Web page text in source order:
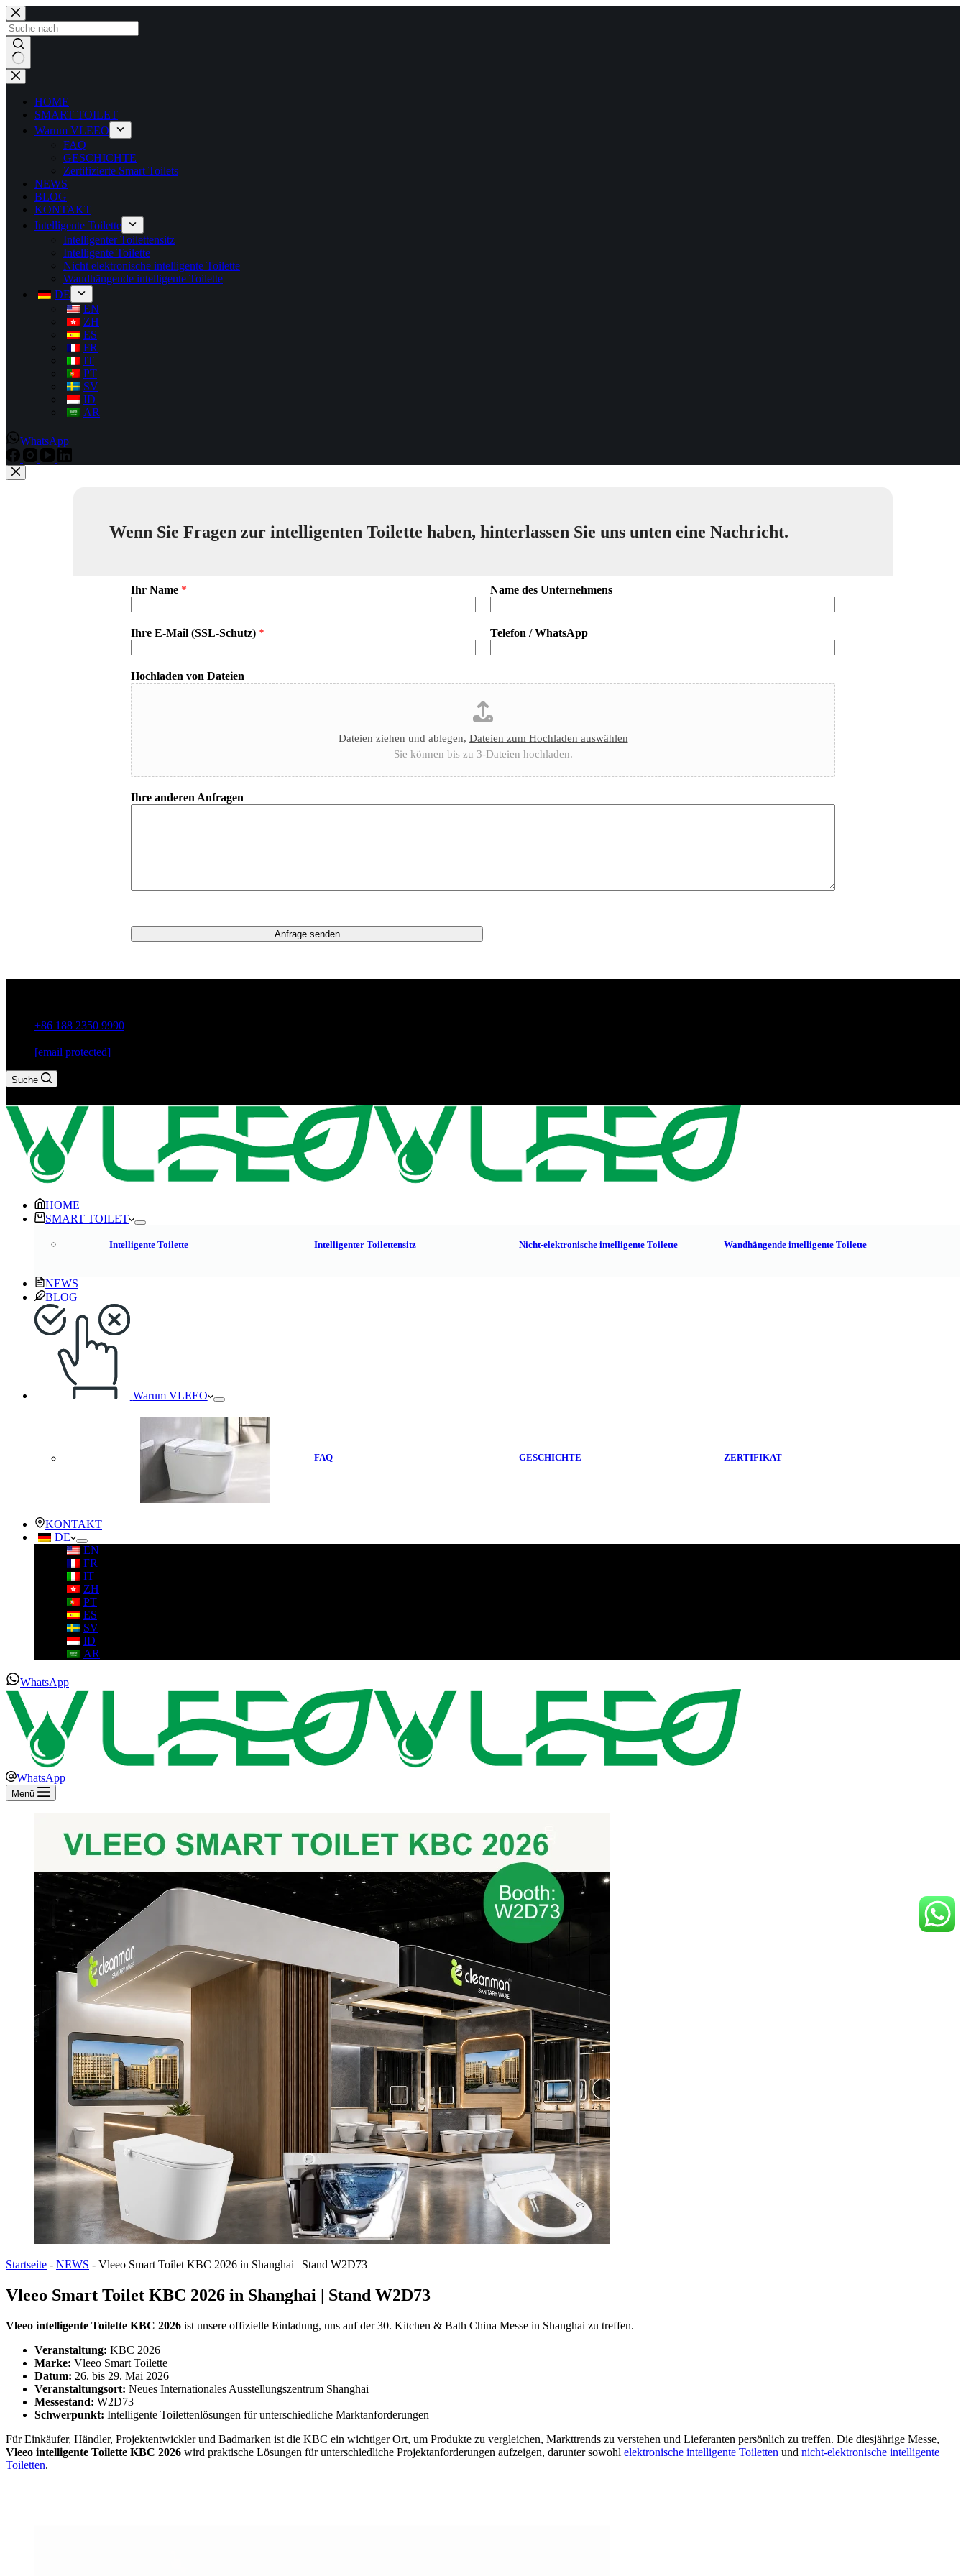
HOME
SMART TOILET
Warum VLEEO
FAQ
GESCHICHTE
Zertifizierte Smart Toilets
NEWS
BLOG
KONTAKT
Intelligente Toilette
Intelligenter Toilettensitz
Intelligente Toilette
Nicht elektronische intelligente Toilette
Wandhängende intelligente Toilette
DE
EN
ZH
ES
FR
IT
PT
SV
ID
AR
WhatsApp
Wenn Sie Fragen zur intelligenten Toilette haben, hinterlassen Sie uns unten eine Nachricht.
Ihr Name * Name des Unternehmens
Ihre E-Mail (SSL-Schutz) * Telefon / WhatsApp
Hochladen von Dateien
Dateien ziehen und ablegen, Dateien zum Hochladen auswählen
Sie können bis zu 3-Dateien hochladen.
Ihre anderen Anfragen
Anfrage senden
+86 188 2350 9990
[email protected]
Suche
HOME
SMART TOILET
Intelligente Toilette Intelligenter Toilettensitz Nicht-elektronische intelligente Toilette Wandhängende intelligente Toilette
NEWS
BLOG
Warum VLEEO
FAQ GESCHICHTE ZERTIFIKAT
KONTAKT
DE
EN
FR
IT
ZH
PT
ES
SV
ID
AR
WhatsApp
WhatsApp
Menü
Startseite - NEWS - Vleeo Smart Toilet KBC 2026 in Shanghai | Stand W2D73
Vleeo Smart Toilet KBC 2026 in Shanghai | Stand W2D73
Vleeo intelligente Toilette KBC 2026 ist unsere offizielle Einladung, uns auf der 30. Kitchen & Bath China Messe in Shanghai zu treffen.
Veranstaltung: KBC 2026
Marke: Vleeo Smart Toilette
Datum: 26. bis 29. Mai 2026
Veranstaltungsort: Neues Internationales Ausstellungszentrum Shanghai
Messestand: W2D73
Schwerpunkt: Intelligente Toilettenlösungen für unterschiedliche Marktanforderungen
Für Einkäufer, Händler, Projektentwickler und Badmarken ist die KBC ein wichtiger Ort, um Produkte zu vergleichen, Markttrends zu verstehen und Lieferanten persönlich zu treffen. Die diesjährige Messe,
Vleeo intelligente Toilette KBC 2026 wird praktische Lösungen für unterschiedliche Projektanforderungen aufzeigen, darunter sowohl elektronische intelligente Toiletten und nicht-elektronische intelligente
Toiletten.